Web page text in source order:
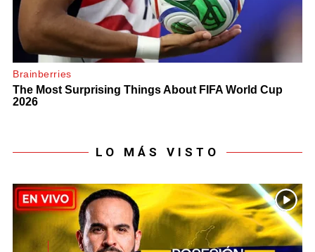
LO MÁS VISTO